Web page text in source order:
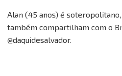
Alan (45 anos) é
também compartilham com o
@daquidesalvador.